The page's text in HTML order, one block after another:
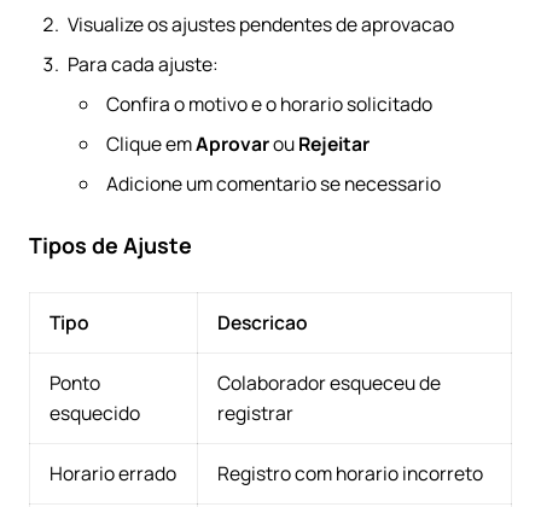
Visualize os ajustes pendentes de aprovacao
Para cada ajuste:
Confira o motivo e o horario solicitado
Clique emAprovarouRejeitar
Adicione um comentario se necessario
Tipos de Ajuste
Tipo Descricao
Ponto
esquecido
Colaborador esqueceu de
registrar
Horario errado Registro com horario incorreto